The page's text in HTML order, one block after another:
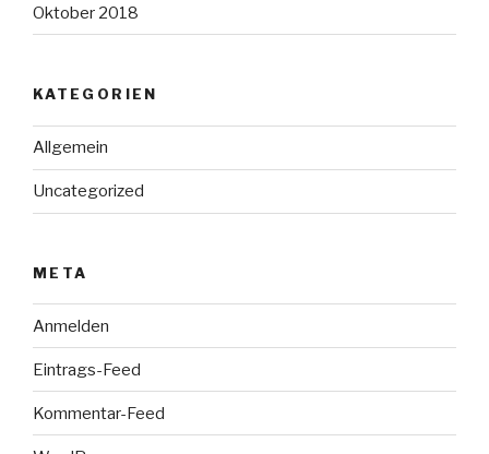
Oktober 2018
KATEGORIEN
Allgemein
Uncategorized
META
Anmelden
Eintrags-Feed
Kommentar-Feed